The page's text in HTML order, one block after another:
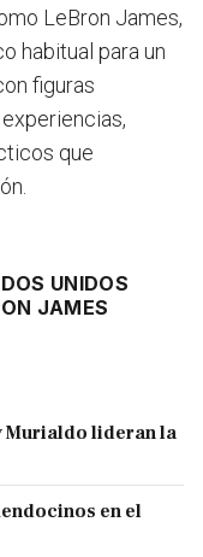
LeBron James,
habitual para un
figuras
que
UNIDOS
JAMES
Murialdo lideran la
en el